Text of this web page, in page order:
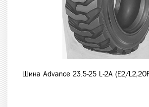
Шина Advance 23.5-25 L-2A (E2/